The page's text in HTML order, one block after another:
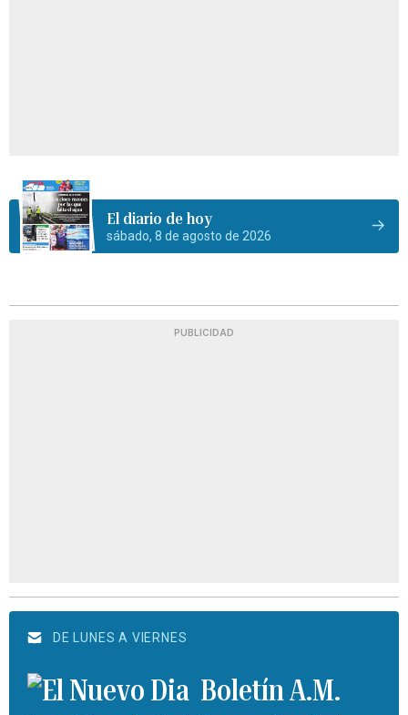
El diario de hoy
sábado, 8 de agosto de 2026
PUBLICIDAD
DE LUNES A VIERNES
Boletín A.M.